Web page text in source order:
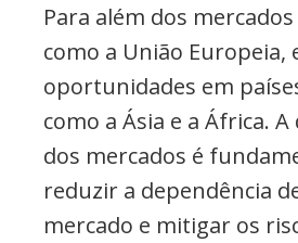
Para além dos
como a União Europeia,
oportunidades em
como a Ásia e a África.
dos mercados é
reduzir a dependência
mercado e mitigar os